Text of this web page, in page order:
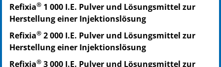
Refixia® 1 000 I.E. Pulver und Lösungsmittel zur
Herstellung einer Injektionslösung
Refixia® 2 000 I.E. Pulver und Lösungsmittel zur
Herstellung einer Injektionslösung
Refixia® 3 000 I.E. Pulver und Lösungsmittel zur